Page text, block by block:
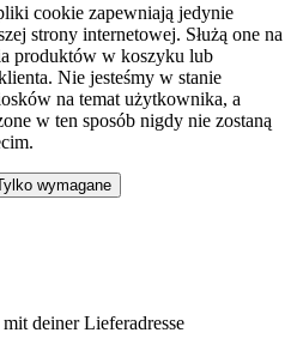
cookie zapewniają jedynie
strony internetowej. Służą one na
produktów w koszyku lub
Nie jesteśmy w stanie
na temat użytkownika, a
w ten sposób nigdy nie zostaną
wymagane
mit deiner Lieferadresse